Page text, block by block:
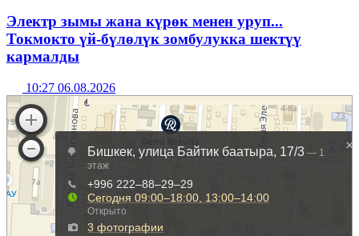
Электр зымы жана күрөк менен уруп...
Токмокто үй-бүлөлүк зомбулукка шектүү
кармалды
10:27 06.08.2026